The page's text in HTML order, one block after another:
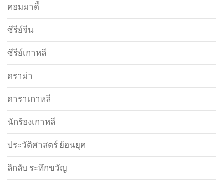
คอมมาดี้
ซีรีย์จีน
ซีรีย์เกาหลี
ดราม่า
ดาราเกาหลี
นักร้องเกาหลี
ประวัติศาสตร์ ย้อนยุค
ลึกลับ ระทึกขวัญ